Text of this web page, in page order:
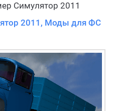
Симулятор 2011
2011, Моды для ФС